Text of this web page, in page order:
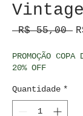
R$ 55,00
PROMOÇÃO
20% OFF
Quantidade *